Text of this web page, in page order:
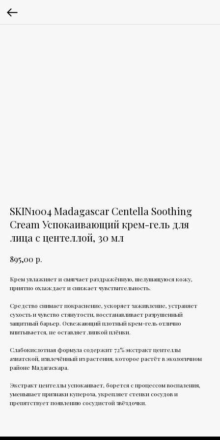
SKIN1004 Madagascar Centella Soothing
Cream Успокаивающий крем-гель для
лица с центеллой, 30 мл
895,00 р.
Крем увлажняет и смягчает раздражённую, шелушащуюся кожу,
приятно охлаждает и снижает чувствительность.
Средство снимает покраснение, ускоряет заживление, устраняет
сухость и чувство стянутости, восстанавливает разрушенный
защитный барьер. Освежающий плотный крем-гель отлично
впитывается, не оставляет липкой плёнки.
Слабокислотная формула содержит 72% экстракт центеллы
азиатской, извлечённый из растения, которое растёт в экологичном
районе Мадагаскара.
Экстракт центеллы успокаивает, борется с процессом воспаления,
уменьшает признаки купероза, укрепляет стенки сосудов и
препятствует появлению сосудистой звёздочки.